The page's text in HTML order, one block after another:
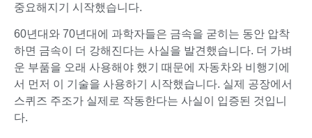
중요해지기 시작했습니다.
60년대와 70년대에 과학자들은 금속을 굳히는 동안 압착
하면 금속이 더 강해진다는 사실을 발견했습니다. 더 가벼
운 부품을 오래 사용해야 했기 때문에 자동차와 비행기에
서 먼저 이 기술을 사용하기 시작했습니다. 실제 공장에서
스퀴즈 주조가 실제로 작동한다는 사실이 입증된 것입니
다.